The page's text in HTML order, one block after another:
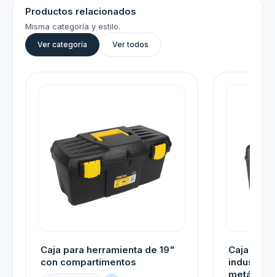
Productos relacionados
Misma categoría y estilo.
Ver categoría Ver todos
Caja para herramienta de 19"
con compartimentos
Caja
industrial
metálicos